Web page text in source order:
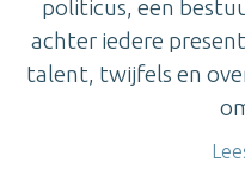
politicus, een
achter iedere
talent, twijfels en